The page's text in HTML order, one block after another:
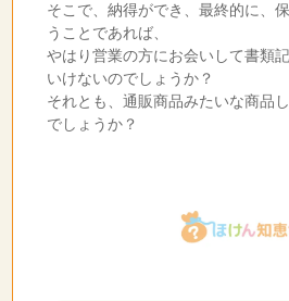
そこで、納得ができ、最終的に、
うことであれば、
やはり営業の方にお会いして書類
いけないのでしょうか？
それとも、通販商品みたいな商品
でしょうか？